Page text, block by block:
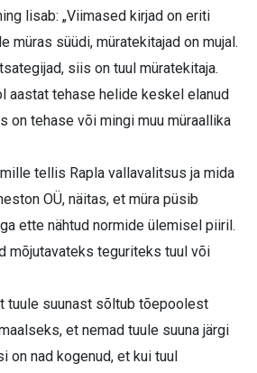
lisab: „Viimased kirjad on eriti
müras süüdi, müratekitajad on mujal.
siis on tuul müratekitaja.
aastat tehase helide keskel elanud
on tehase või mingi muu müraallika
tellis Rapla vallavalitsus ja mida
OÜ, näitas, et müra püsib
ette nähtud normide ülemisel piiril.
mõjutavateks teguriteks tuul või
tuule suunast sõltub tõepoolest
et nemad tuule suuna järgi
on nad kogenud, et kui tuul